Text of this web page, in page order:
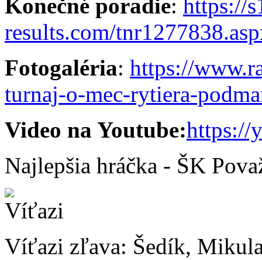
Konečné poradie: https://
results.com/
Fotogaléria: https://
turnaj-o-mec-rytiera-
Video na Youtube:https://
Najlepšia hráčka - ŠK
Víťazi zľava: Šedík,